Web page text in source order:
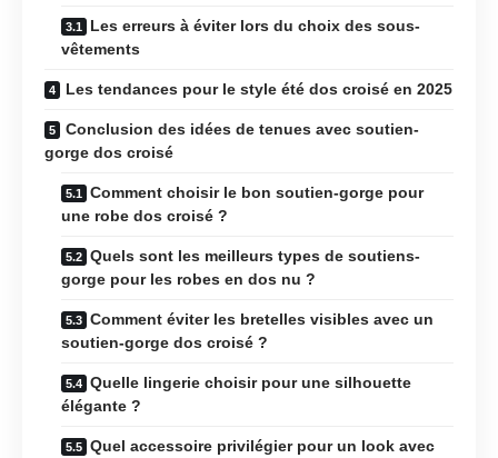
Les erreurs à éviter lors du choix des sous-
vêtements
Les tendances pour le style été dos croisé en 2025
Conclusion des idées de tenues avec soutien-
gorge dos croisé
Comment choisir le bon soutien-gorge pour
une robe dos croisé ?
Quels sont les meilleurs types de soutiens-
gorge pour les robes en dos nu ?
Comment éviter les bretelles visibles avec un
soutien-gorge dos croisé ?
Quelle lingerie choisir pour une silhouette
élégante ?
Quel accessoire privilégier pour un look avec